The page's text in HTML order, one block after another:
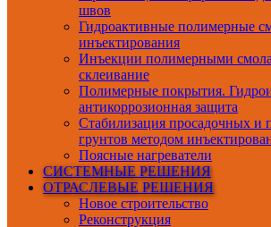
швов
Гидроактивные полимерные
инъектирования
Инъекции полимерными
склеивание
Полимерные покрытия.
антикоррозионная защита
Стабилизация просадочных и
грунтов методом
Поясные нагреватели
СИСТЕМНЫЕ РЕШЕНИЯ
ОТРАСЛЕВЫЕ РЕШЕНИЯ
Новое строительство
Реконструкция